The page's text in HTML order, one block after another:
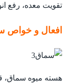
تقویت معده، رفع
افعال و خواص
هسته میوه سماق،